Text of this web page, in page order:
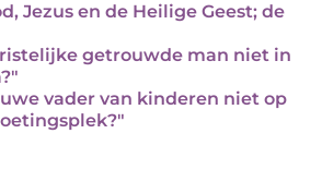
Jezus en de Heilige Geest; de
getrouwde man niet in
vader van kinderen niet op